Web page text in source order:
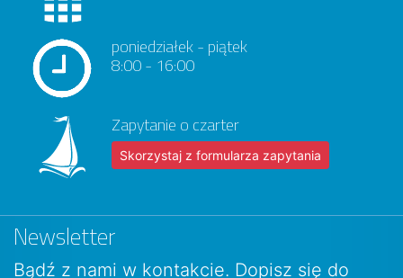
poniedziałek - piątek
8:00 - 16:00
Zapytanie o czarter
Skorzystaj z formularza zapytania
Newsletter
Bądź z nami w kontakcie. Dopisz się do